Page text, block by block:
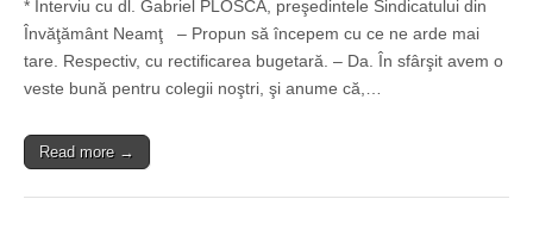
* Interviu cu dl. Gabriel PLOSCĂ, preşedintele Sindicatului din
Învăţământ Neamţ – Propun să începem cu ce ne arde mai
tare. Respectiv, cu rectificarea bugetară. – Da. În sfârşit avem o
veste bună pentru colegii noştri, şi anume că,…
Read more →